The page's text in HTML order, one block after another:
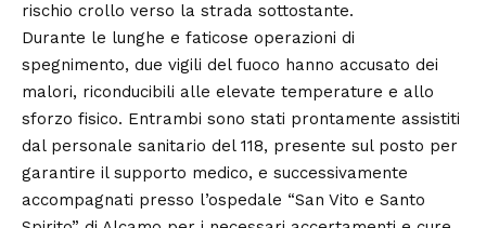
rischio crollo verso la strada sottostante.
Durante le lunghe e faticose operazioni di
spegnimento, due vigili del fuoco hanno accusato dei
malori, riconducibili alle elevate temperature e allo
sforzo fisico. Entrambi sono stati prontamente assistiti
dal personale sanitario del 118, presente sul posto per
garantire il supporto medico, e successivamente
accompagnati presso l’ospedale “San Vito e Santo